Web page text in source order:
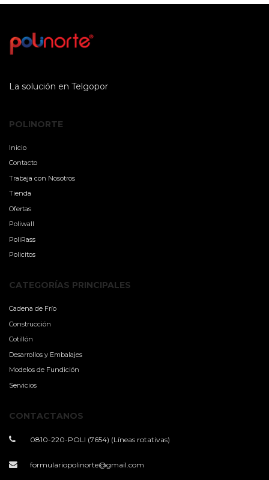
La solución en Telgopor
POLINORTE
Inicio
Contacto
Trabaja con Nosotros
Tienda
Ofertas
Poliwall
PoliRass
Policitos
CATEGORÍAS PRINCIPALES
Cadena de Frío
Construcción
Cotillón
Desarrollos y Embalajes
Modelos de Fundición
Servicios
CONTACTANOS
0810-220-POLI (7654) (Líneas rotativas)
formulariopolinorte@gmail.com